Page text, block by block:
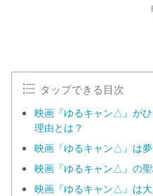
タップできる目次
映画『ゆるキャン△』が
理由とは？
映画『ゆるキャン△』は
映画『ゆるキャン△』の聖
映画『ゆるキャン△』は